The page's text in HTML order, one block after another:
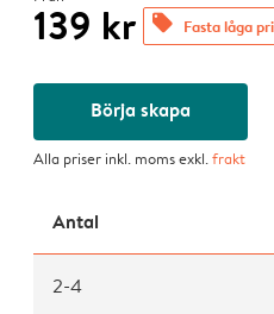
139 kr offers Fasta låga
Börja skapa
Alla priser inkl. moms exkl.frakt
Antal
2-4